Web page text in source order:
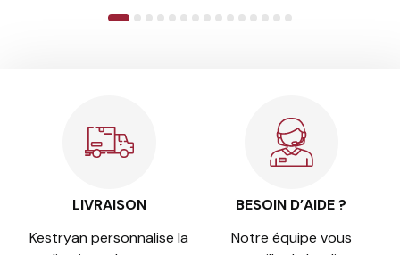
345 6 7 8 9 101112131415
LIVRAISON
Kestryan personnalise la
BESOIN D’AIDE ?
Notre équipe vous